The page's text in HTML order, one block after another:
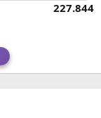
227.844